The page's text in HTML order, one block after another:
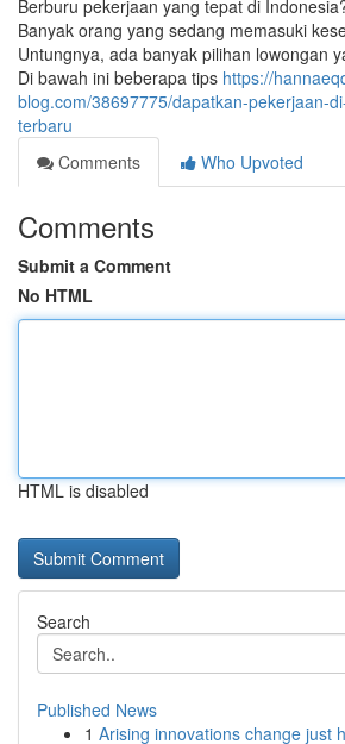
Berburu pekerjaan yang tepat di
Banyak orang yang sedang memasuki
Untungnya, ada banyak pilihan lowongan
Di bawah ini beberapa tips https://
blog.com/38697775/dapatkan-pekerjaan-
terbaru
Comments
Who Upvoted
Comments
Submit a Comment
No HTML
HTML is disabled
Search
Published News
1 Arising innovations change just